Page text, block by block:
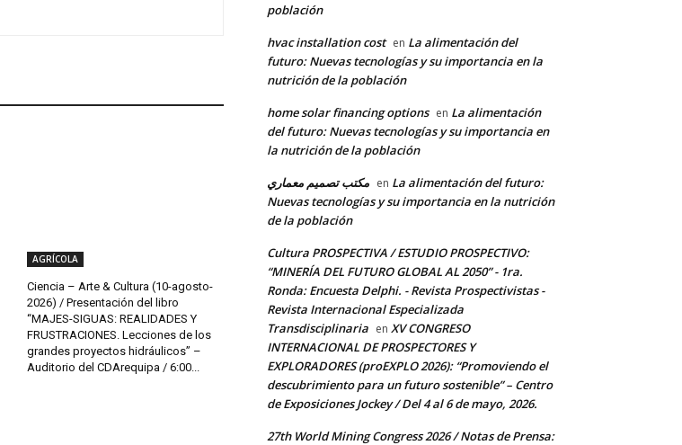
AGRÍCOLA
Ciencia – Arte & Cultura (10-agosto-
2026) / Presentación del libro
“MAJES-SIGUAS: REALIDADES Y
FRUSTRACIONES. Lecciones de los
grandes proyectos hidráulicos” –
Auditorio del CDArequipa / 6:00...
población
hvac installation cost en La alimentación del
futuro: Nuevas tecnologías y su importancia en la
nutrición de la población
home solar financing options en La alimentación
del futuro: Nuevas tecnologías y su importancia en
la nutrición de la población
مكتب تصميم معماري en La alimentación del futuro:
Nuevas tecnologías y su importancia en la nutrición
de la población
Cultura PROSPECTIVA / ESTUDIO PROSPECTIVO:
“MINERÍA DEL FUTURO GLOBAL AL 2050” - 1ra.
Ronda: Encuesta Delphi. - Revista Prospectivistas -
Revista Internacional Especializada
Transdisciplinaria en XV CONGRESO
INTERNACIONAL DE PROSPECTORES Y
EXPLORADORES (proEXPLO 2026): “Promoviendo el
descubrimiento para un futuro sostenible” – Centro
de Exposiciones Jockey / Del 4 al 6 de mayo, 2026.
27th World Mining Congress 2026 / Notas de Prensa: